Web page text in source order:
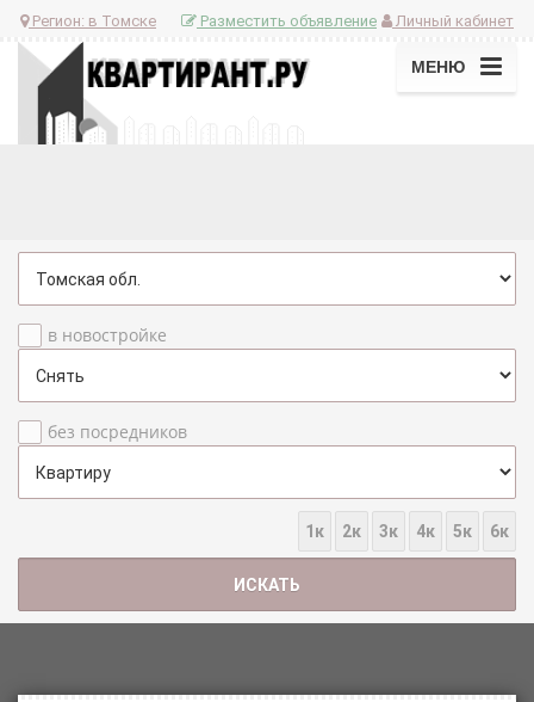
Регион: в Томске Личный кабинет
Разместить объявление
МЕНЮ
в новостройке
без посредников
1к 2к 3к 4к 5к 6к